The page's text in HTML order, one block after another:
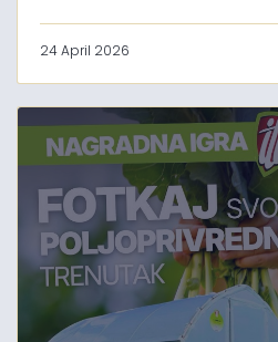
24 April 2026